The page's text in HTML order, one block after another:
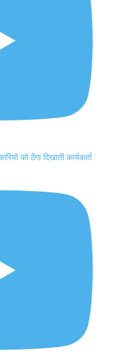
को ठेंगा दिखाती कार्यकर्ता